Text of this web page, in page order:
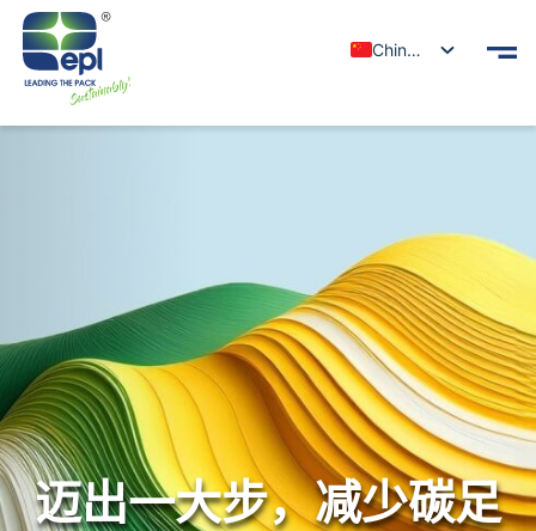
Chinese
迈出一大步，减少碳足